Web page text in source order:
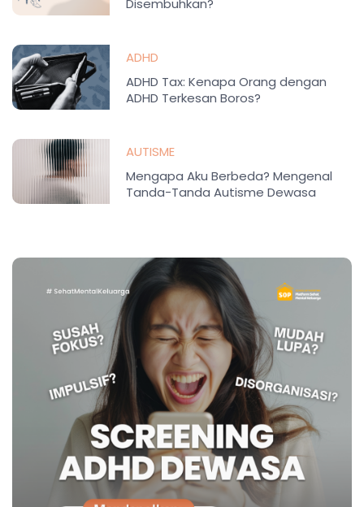
Disembuhkan?
ADHD
ADHD Tax: Kenapa Orang dengan
ADHD Terkesan Boros?
AUTISME
Mengapa Aku Berbeda? Mengenal
Tanda-Tanda Autisme Dewasa